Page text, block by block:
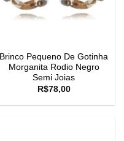
Brinco Pequeno De Gotinha
Morganita Rodio Negro
Semi Joias
R$78,00